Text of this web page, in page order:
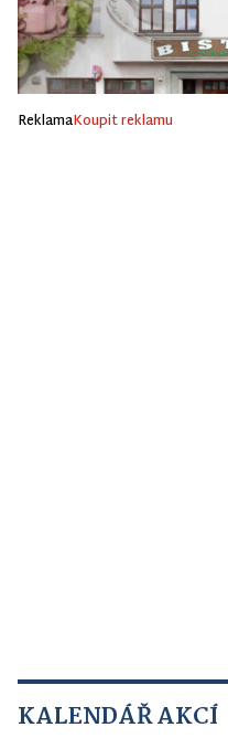
ReklamaKoupit reklamu
KALENDÁŘ AKCÍ